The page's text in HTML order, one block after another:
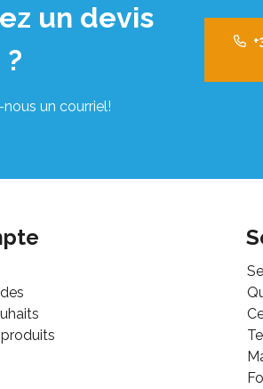
un devis
un courriel!